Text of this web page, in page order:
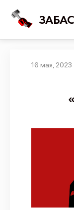
16 мая, 2023